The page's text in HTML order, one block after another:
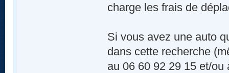
charge les frais de
Si vous avez une auto
dans cette recherche
au 06 60 92 29 15 et/